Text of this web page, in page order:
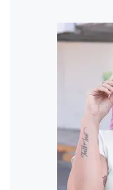
Échange
Droit de
rétractation